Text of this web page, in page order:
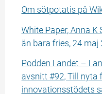
Om sötpotatis på
White Paper, Anna
än bara fries, 24 maj
Podden Landet –
avsnitt #92, Till nyta
innovationsstödets